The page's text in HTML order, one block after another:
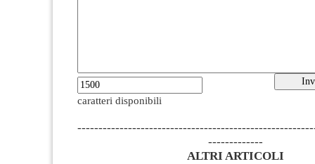
caratteri disponibili
-------------
ALTRI ARTICOLI